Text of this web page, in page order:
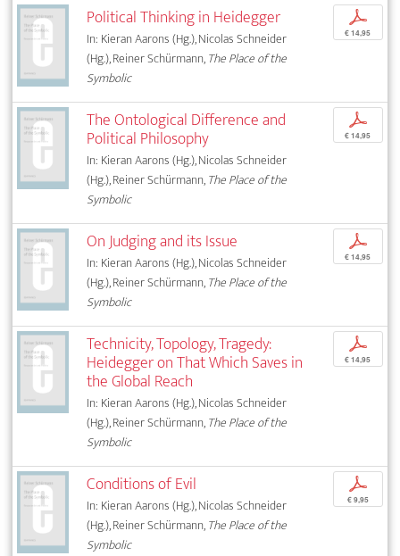
Political Thinking in Heidegger
In: Kieran Aarons (Hg.), Nicolas Schneider
(Hg.), Reiner Schürmann,The Place of the
Symbolic
p
€ 14,95
The Ontological Difference and
Political Philosophy
In: Kieran Aarons (Hg.), Nicolas Schneider
(Hg.), Reiner Schürmann,The Place of the
Symbolic
p
€ 14,95
On Judging and its Issue
In: Kieran Aarons (Hg.), Nicolas Schneider
(Hg.), Reiner Schürmann,The Place of the
Symbolic
p
€ 14,95
Technicity, Topology, Tragedy:
Heidegger on That Which Saves in
the Global Reach
In: Kieran Aarons (Hg.), Nicolas Schneider
(Hg.), Reiner Schürmann,The Place of the
Symbolic
p
€ 14,95
Conditions of Evil
In: Kieran Aarons (Hg.), Nicolas Schneider
(Hg.), Reiner Schürmann,The Place of the
Symbolic
p
€ 9,95